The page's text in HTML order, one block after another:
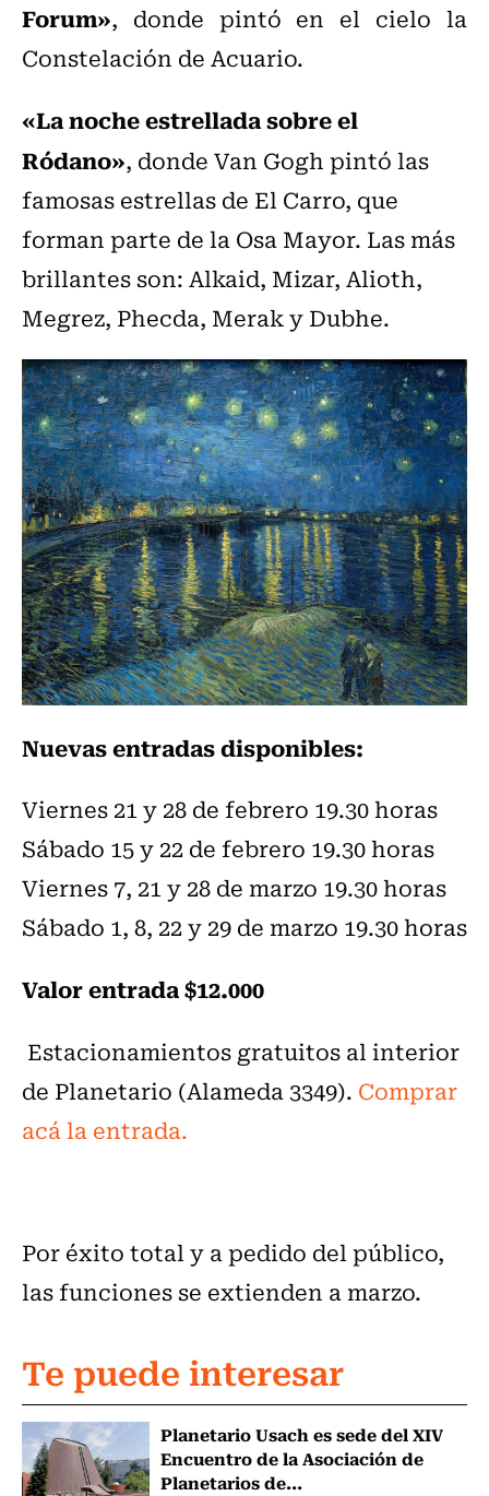
Forum», donde pintó en el cielo la
Constelación de Acuario.
«La noche estrellada sobre el
Ródano», donde Van Gogh pintó las
famosas estrellas de El Carro, que
forman parte de la Osa Mayor. Las más
brillantes son: Alkaid, Mizar, Alioth,
Megrez, Phecda, Merak y Dubhe.
Nuevas entradas disponibles:
Viernes 21 y 28 de febrero 19.30 horas
Sábado 15 y 22 de febrero 19.30 horas
Viernes 7, 21 y 28 de marzo 19.30 horas
Sábado 1, 8, 22 y 29 de marzo 19.30 horas
Valor entrada $12.000
Estacionamientos gratuitos al interior
de Planetario (Alameda 3349). Comprar
acá la entrada.
Por éxito total y a pedido del público,
las funciones se extienden a marzo.
Te puede interesar
Planetario Usach es sede del XIV
Encuentro de la Asociación de
Planetarios de...